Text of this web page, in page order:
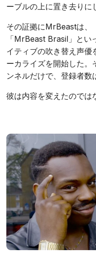
ーブルの上に置き去りに
その証拠にMrBeastは
「MrBeast Brasil」とい
イティブの吹き替え声優
ーカライズを開始した。
ンネルだけで、登録者数
彼は内容を変えたのでは